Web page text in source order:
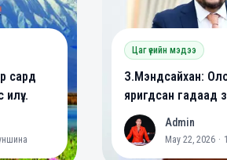
сард
Цаг үеийн мэдээ
З.Мэндсайхан:
яригдсан гадаад
хууль батлагдлаа
A
Admin
May 22, 2026 · 1